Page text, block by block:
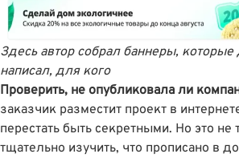
Здесь автор собрал баннеры,
написал, для кого
Проверить, не опубликовала ли
заказчик разместит проект в
перестать быть секретными. Но это не
тщательно изучить, что прописано в